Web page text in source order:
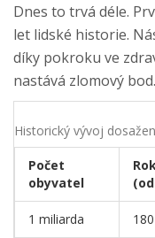
Dnes to trvá déle.
let lidské historie.
díky pokroku ve
nastává zlomový bod.
Historický vývoj
Počet
obyvatel
1 miliarda